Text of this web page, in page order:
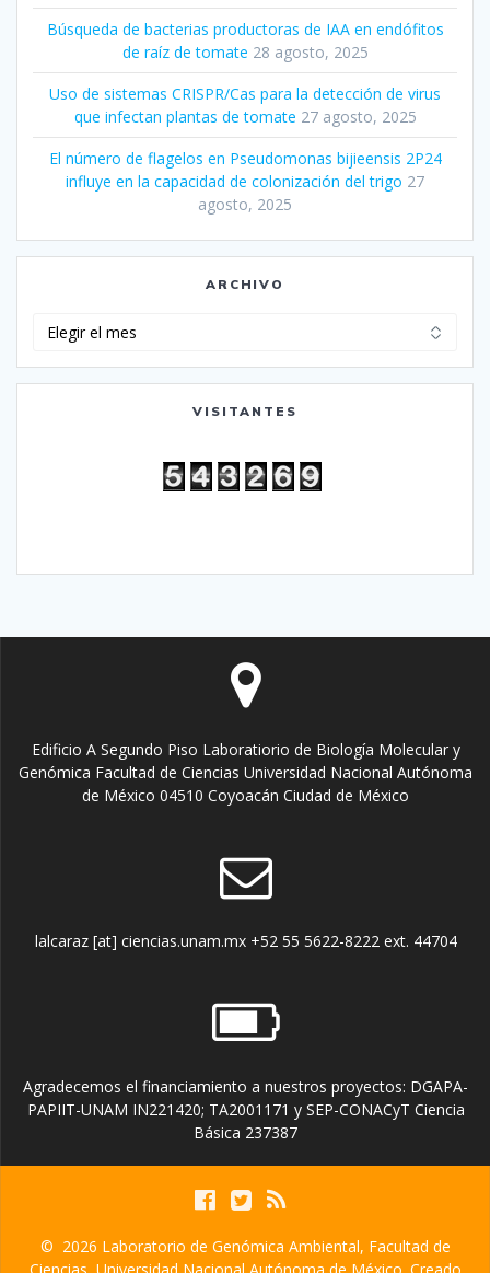
Búsqueda de bacterias productoras de IAA en endófitos
de raíz de tomate 28 agosto, 2025
Uso de sistemas CRISPR/Cas para la detección de virus
que infectan plantas de tomate 27 agosto, 2025
El número de flagelos en Pseudomonas bijieensis 2P24
influye en la capacidad de colonización del trigo 27
agosto, 2025
ARCHIVO
VISITANTES
Edificio A Segundo Piso Laboratiorio de Biología Molecular y
Genómica Facultad de Ciencias Universidad Nacional Autónoma
de México 04510 Coyoacán Ciudad de México
lalcaraz [at] ciencias.unam.mx +52 55 5622-8222 ext. 44704
Agradecemos el financiamiento a nuestros proyectos: DGAPA-
PAPIIT-UNAM IN221420; TA2001171 y SEP-CONACyT Ciencia
Básica 237387
© 2026 Laboratorio de Genómica Ambiental, Facultad de